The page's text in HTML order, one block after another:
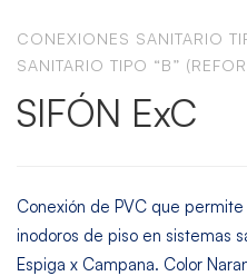
CONEXIONES SANITARIO
SANITARIO TIPO “B”
SIFÓN ExC
Conexión de PVC que
inodoros de piso en sistemas
Espiga x Campana. Color